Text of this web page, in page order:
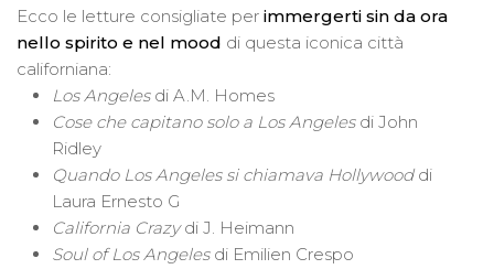
Ecco le letture consigliate per immergerti sin da ora
nello spirito e nel mood di questa iconica città
californiana:
Los Angelesdi A.M. Homes
Cose che capitano solo a Los Angelesdi John
Ridley
Quando Los Angeles si chiamava Hollywooddi
Laura Ernesto G
California Crazydi J. Heimann
Soul of Los Angelesdi Emilien Crespo